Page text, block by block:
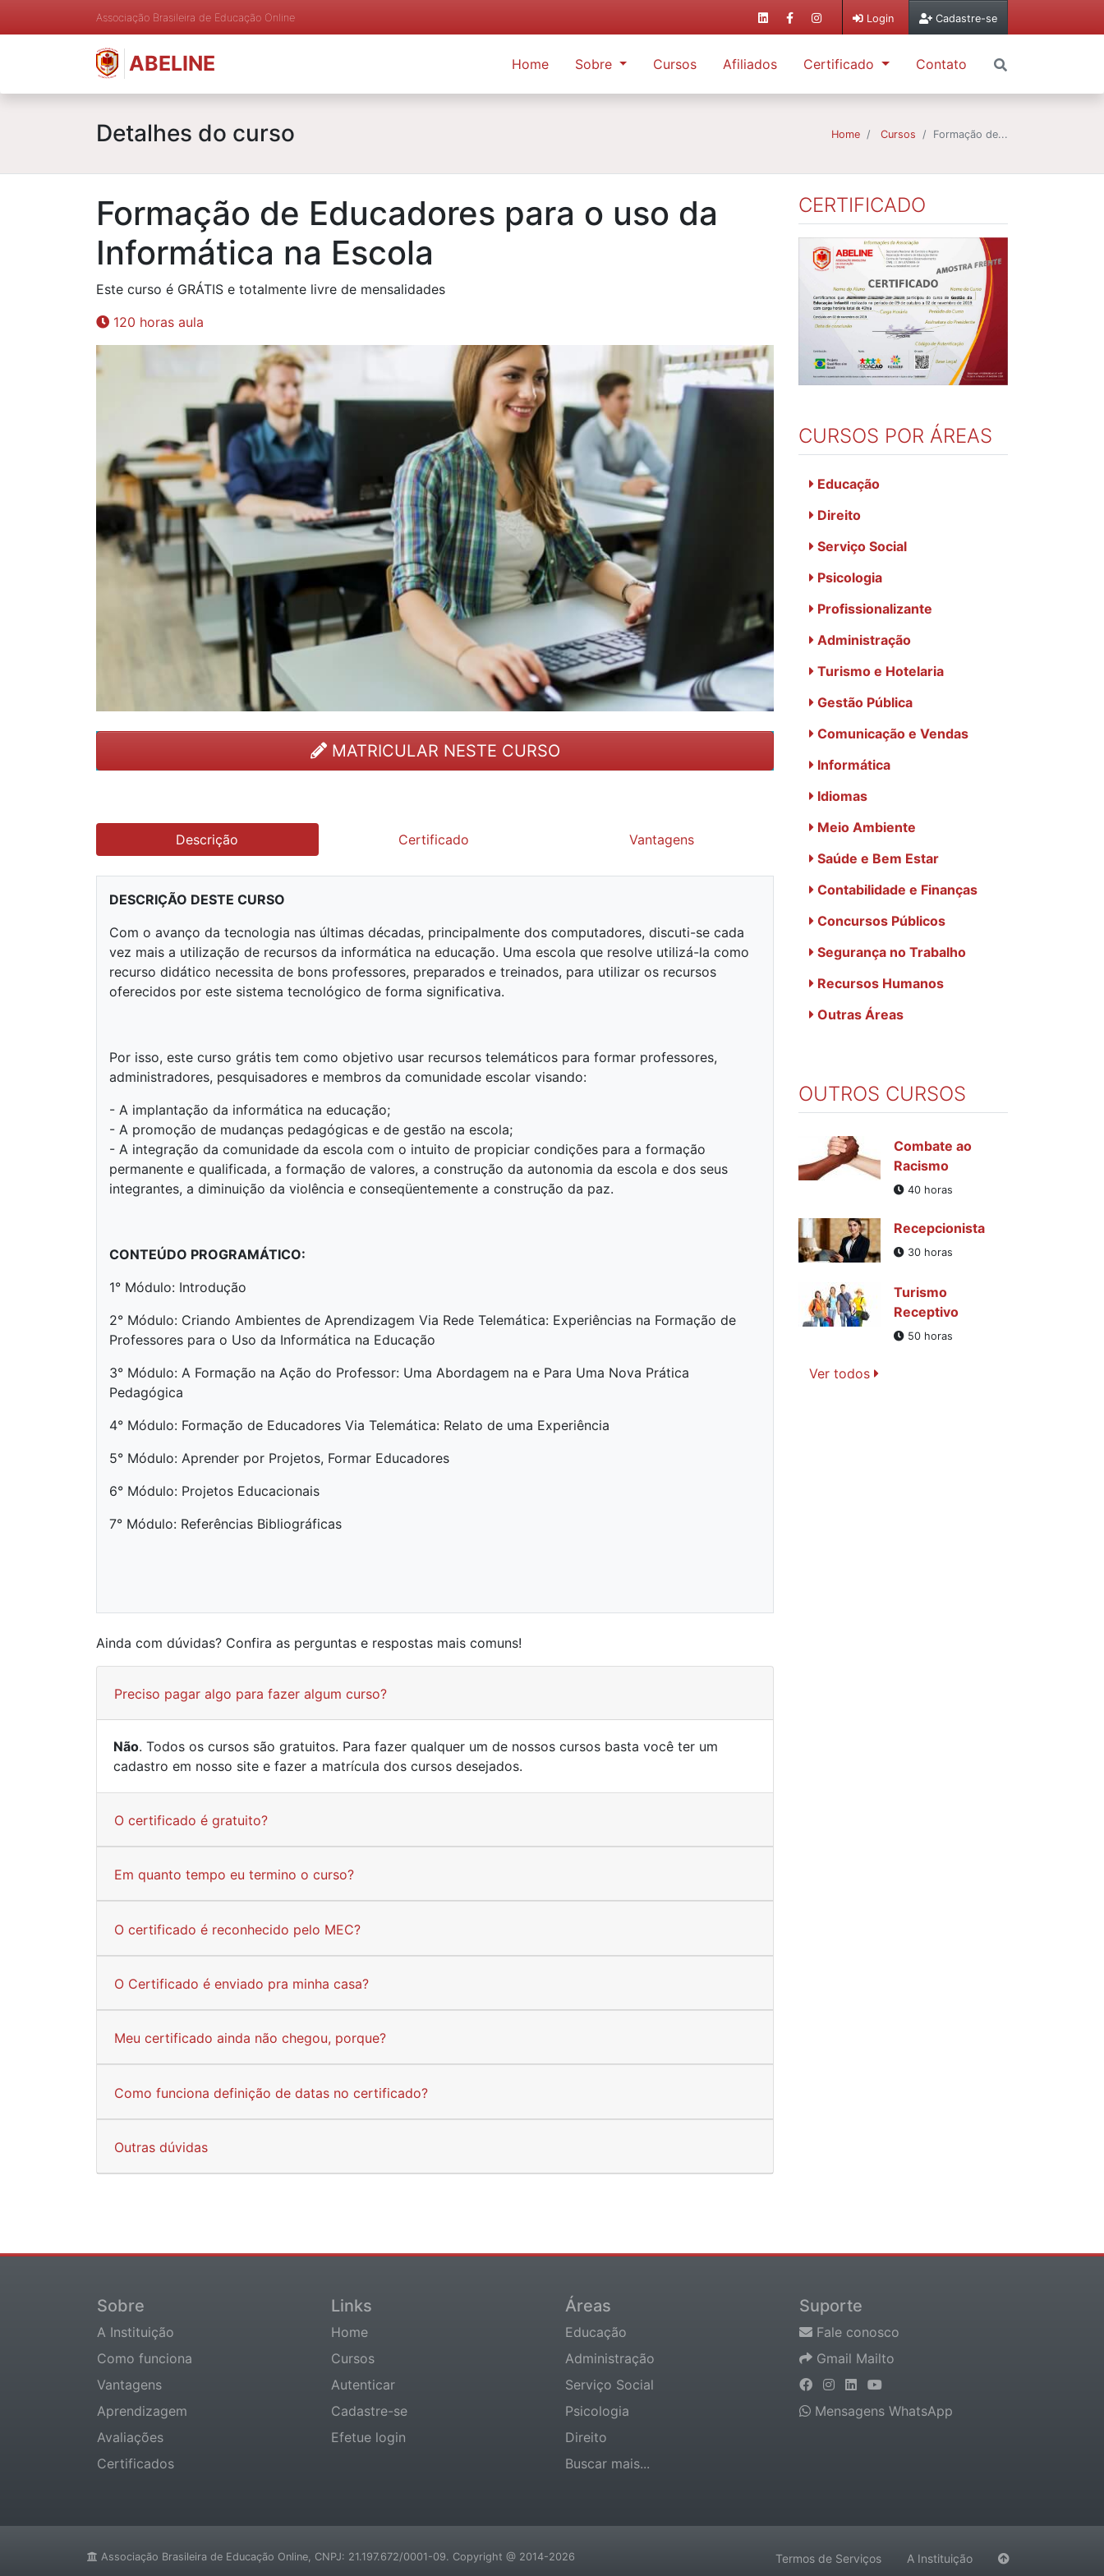
Associação Brasileira de Educação Online Login Cadastre-se
ABELINE Home Sobre Cursos Afiliados Certificado Contato
Detalhes do curso Home Cursos Formação de...
Formação de Educadores para o uso da
Informática na Escola
Este curso é GRÁTIS e totalmente livre de mensalidades
120 horas aula
MATRICULAR NESTE CURSO
Descrição Certificado Vantagens
DESCRIÇÃO DESTE CURSO
Com o avanço da tecnologia nas últimas décadas, principalmente dos computadores, discuti-se cada
vez mais a utilização de recursos da informática na educação. Uma escola que resolve utilizá-la como
recurso didático necessita de bons professores, preparados e treinados, para utilizar os recursos
oferecidos por este sistema tecnológico de forma significativa.
Por isso, este curso grátis tem como objetivo usar recursos telemáticos para formar professores,
administradores, pesquisadores e membros da comunidade escolar visando:
- A implantação da informática na educação;
- A promoção de mudanças pedagógicas e de gestão na escola;
- A integração da comunidade da escola com o intuito de propiciar condições para a formação
permanente e qualificada, a formação de valores, a construção da autonomia da escola e dos seus
integrantes, a diminuição da violência e conseqüentemente a construção da paz.
CONTEÚDO PROGRAMÁTICO:
1° Módulo: Introdução
2° Módulo: Criando Ambientes de Aprendizagem Via Rede Telemática: Experiências na Formação de
Professores para o Uso da Informática na Educação
3° Módulo: A Formação na Ação do Professor: Uma Abordagem na e Para Uma Nova Prática
Pedagógica
4° Módulo: Formação de Educadores Via Telemática: Relato de uma Experiência
5° Módulo: Aprender por Projetos, Formar Educadores
6° Módulo: Projetos Educacionais
7° Módulo: Referências Bibliográficas
Ainda com dúvidas? Confira as perguntas e respostas mais comuns!
Preciso pagar algo para fazer algum curso?
Não. Todos os cursos são gratuitos. Para fazer qualquer um de nossos cursos basta você ter um
cadastro em nosso site e fazer a matrícula dos cursos desejados.
O certificado é gratuito?
Em quanto tempo eu termino o curso?
O certificado é reconhecido pelo MEC?
O Certificado é enviado pra minha casa?
Meu certificado ainda não chegou, porque?
Como funciona definição de datas no certificado?
Outras dúvidas
CERTIFICADO
CURSOS POR ÁREAS
Educação
Direito
Serviço Social
Psicologia
Profissionalizante
Administração
Turismo e Hotelaria
Gestão Pública
Comunicação e Vendas
Informática
Idiomas
Meio Ambiente
Saúde e Bem Estar
Contabilidade e Finanças
Concursos Públicos
Segurança no Trabalho
Recursos Humanos
Outras Áreas
OUTROS CURSOS
Combate ao
Racismo
40 horas
Recepcionista
30 horas
Turismo
Receptivo
50 horas
Ver todos
Sobre
A Instituição
Como funciona
Vantagens
Aprendizagem
Avaliações
Certificados
Links
Home
Cursos
Autenticar
Cadastre-se
Efetue login
Áreas
Educação
Administração
Serviço Social
Psicologia
Direito
Buscar mais...
Suporte
Fale conosco
Gmail Mailto
Mensagens WhatsApp
Associação Brasileira de Educação Online, CNPJ: 21.197.672/0001-09. Copyright @ 2014-2026 Termos de Serviços A Instituição